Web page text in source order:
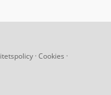
· Cookies ·